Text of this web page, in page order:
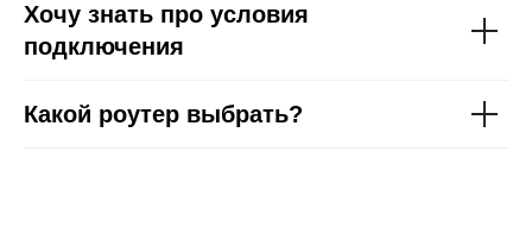
Хочу знать про условия
подключения
Какой роутер выбрать?